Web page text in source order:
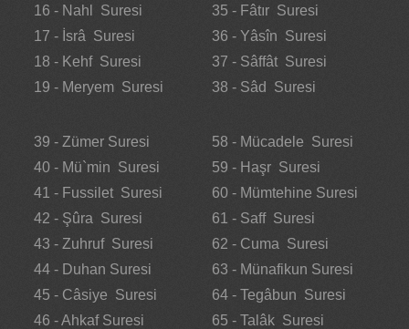
16 - Nahl Suresi
17 - İsrâ Suresi
18 - Kehf Suresi
19 - Meryem Suresi
35 - Fâtır Suresi
36 - Yâsîn Suresi
37 - Sâffât Suresi
38 - Sâd Suresi
39 - Zümer Suresi
40 - Mü`min Suresi
41 - Fussilet Suresi
42 - Şûra Suresi
43 - Zuhruf Suresi
44 - Duhan Suresi
45 - Câsiye Suresi
46 - Ahkaf Suresi
58 - Mücadele Suresi
59 - Haşr Suresi
60 - Mümtehine Suresi
61 - Saff Suresi
62 - Cuma Suresi
63 - Münafikun Suresi
64 - Tegâbun Suresi
65 - Talâk Suresi